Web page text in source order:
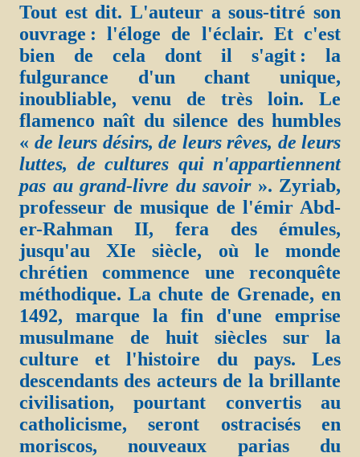
Tout est dit. L'auteur a sous-titré son
ouvrage : l'éloge de l'éclair. Et c'est
bien de cela dont il s'agit : la
fulgurance d'un chant unique,
inoubliable, venu de très loin. Le
flamenco naît du silence des humbles
« de leurs désirs, de leurs rêves, de leurs
luttes, de cultures qui n'appartiennent
pas au grand-livre du savoir». Zyriab,
professeur de musique de l'émir Abd-
er-Rahman II, fera des émules,
jusqu'au XIe siècle, où le monde
chrétien commence une reconquête
méthodique. La chute de Grenade, en
1492, marque la fin d'une emprise
musulmane de huit siècles sur la
culture et l'histoire du pays. Les
descendants des acteurs de la brillante
civilisation, pourtant convertis au
catholicisme, seront ostracisés en
moriscos, nouveaux parias du